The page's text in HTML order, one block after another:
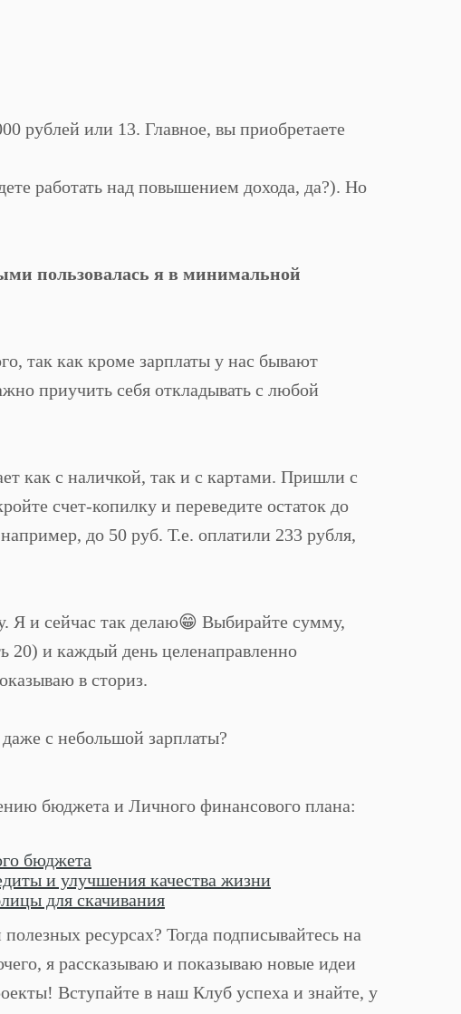
рублей или 13. Главное, вы приобретаете
работать над повышением дохода, да?). Но
пользовалась я в минимальной
так как кроме зарплаты у нас бывают
приучить себя откладывать с любой
как с наличкой, так и с картами. Пришли с
счет-копилку и переведите остаток до
до 50 руб. Т.е. оплатили 233 рубля,
Я и сейчас так делаю😁 Выбирайте сумму,
20) и каждый день целенаправленно
в сториз.
с небольшой зарплаты?
бюджета и Личного финансового плана:
бюджета
и улучшения качества жизни
для скачивания
ресурсах? Тогда подписывайтесь на
я рассказываю и показываю новые идеи
Вступайте в наш Клуб успеха и знайте, у